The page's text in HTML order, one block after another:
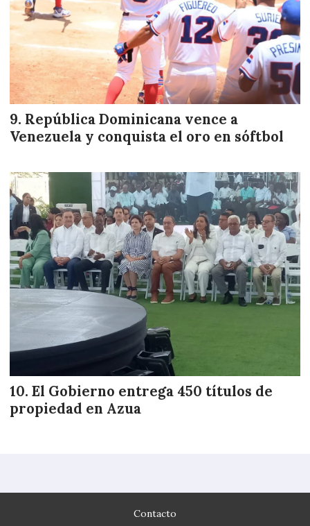
República Dominicana vence a
Venezuela y conquista el oro en sóftbol
El Gobierno entrega 450 títulos de
propiedad en Azua
Contacto